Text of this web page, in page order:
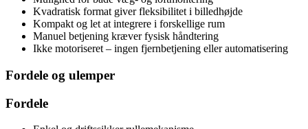
Kvadratisk format giver fleksibilitet i billedhøjde
Kompakt og let at integrere i forskellige rum
Manuel betjening kræver fysisk håndtering
Ikke motoriseret – ingen fjernbetjening eller automatisering
Fordele og ulemper
Fordele